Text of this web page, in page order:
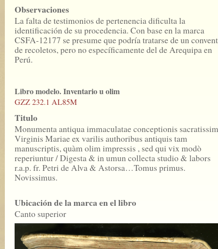
Observaciones
La falta de testimonios de pertenencia dificulta la
identificación de su procedencia. Con base en la marca
CSFA-12177 se presume que podría tratarse de un
de recoletos, pero no específicamente del de Arequipa en
Perú.
Libro modelo. Inventario u olim
GZZ 232.1 AL85M
Titulo
Monumenta antiqua immaculatae conceptionis
Virginis Mariae ex varilis authoribus antiquis tam
manuscriptis, quàm olim impressis , sed qui vix modò
reperiuntur / Digesta & in umun collecta studio & labors
r.a.p. fr. Petri de Alva & Astorsa…Tomus primus.
Novissimus.
Ubicación de la marca en el libro
Canto superior